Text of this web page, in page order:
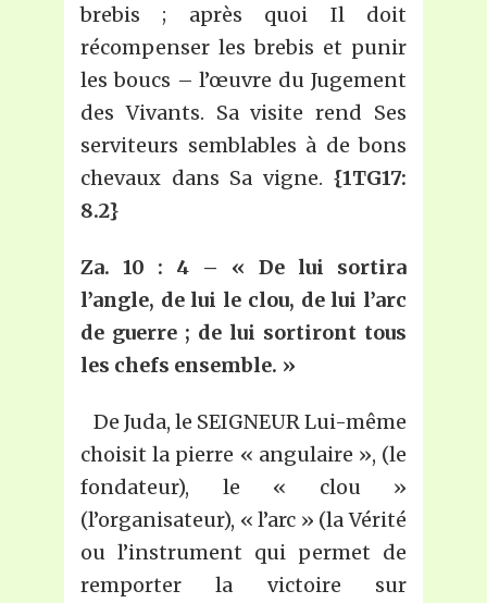
brebis ; après quoi Il doit
récompenser les brebis et punir
les boucs – l’œuvre du Jugement
des Vivants. Sa visite rend Ses
serviteurs semblables à de bons
chevaux dans Sa vigne. {1TG17:
8.2}
Za. 10 : 4 – « De lui sortira
l’angle, de lui le clou, de lui l’arc
de guerre ; de lui sortiront tous
les chefs ensemble. »
De Juda, le SEIGNEUR Lui-même
choisit la pierre « angulaire », (le
fondateur), le « clou »
(l’organisateur), « l’arc » (la Vérité
ou l’instrument qui permet de
remporter la victoire sur